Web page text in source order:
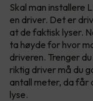
Skal man installere
en driver. Det er
at de faktisk lyser.
ta høyde for hvor
driveren. Trenger
riktig driver må du
antall meter, da får
lyse.